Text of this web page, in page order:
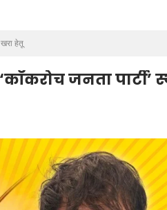
खरा हेतू
जनता